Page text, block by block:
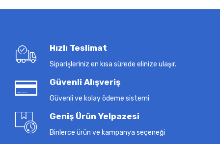
Hızlı Teslimat
Siparişleriniz en kısa sürede elinize ulaşır.
Güvenli Alışveriş
Güvenli ve kolay ödeme sistemi
Geniş Ürün Yelpazesi
Binlerce ürün ve kampanya seçeneği